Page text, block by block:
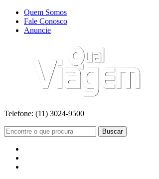
Quem Somos
Fale Conosco
Anuncie
Telefone: (11) 3024-9500
Buscar